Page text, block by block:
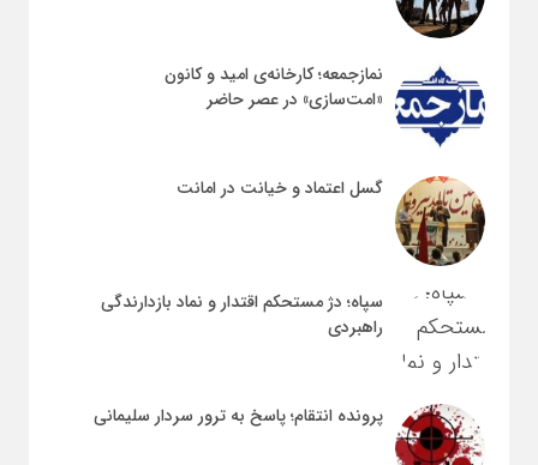
نمازجمعه؛ کارخانه‌ی امید و کانون
«امت‌سازی» در عصر حاضر
گسل اعتماد و خیانت در امانت
سپاه؛ دژ مستحکم اقتدار و نماد بازدارندگی
راهبردی
پرونده انتقام؛ پاسخ به ترور سردار سلیمانی